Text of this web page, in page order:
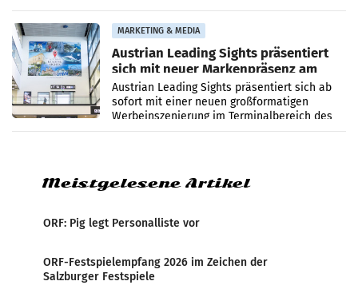
Umweltaussagen bei Papierkommunikation
und papierbasierten Verpackungen
MARKETING & MEDIA
Austrian Leading Sights präsentiert
sich mit neuer Markenpräsenz am
Flughafen Wien
Austrian Leading Sights präsentiert sich ab
sofort mit einer neuen großformatigen
Werbeinszenierung im Terminalbereich des
Flughafen Wien. Die Präsenz befindet sich im
Meistgelesene Artikel
ORF: Pig legt Personalliste vor
ORF-Festspielempfang 2026 im Zeichen der
Salzburger Festspiele